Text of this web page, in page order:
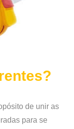
de unir as
para se